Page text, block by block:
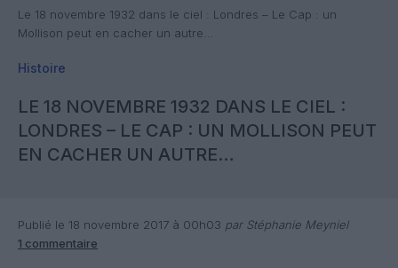
Le 18 novembre 1932 dans le ciel : Londres – Le Cap : un
Mollison peut en cacher un autre…
Histoire
LE 18 NOVEMBRE 1932 DANS LE CIEL :
LONDRES – LE CAP : UN MOLLISON PEUT
EN CACHER UN AUTRE…
Publié le 18 novembre 2017 à 00h03 par Stéphanie Meyniel
1 commentaire